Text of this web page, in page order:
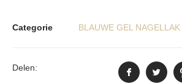
Categorie BLAUWE GEL NAGELLAK
Delen: